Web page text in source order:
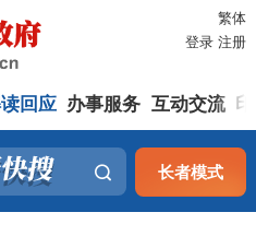
繁体
登录 注册
回应 办事服务 互动交流
长者模式